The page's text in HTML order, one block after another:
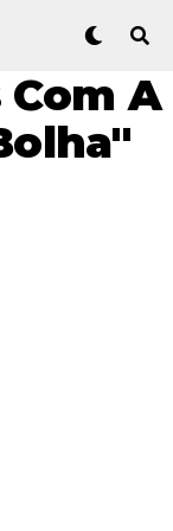
Com A